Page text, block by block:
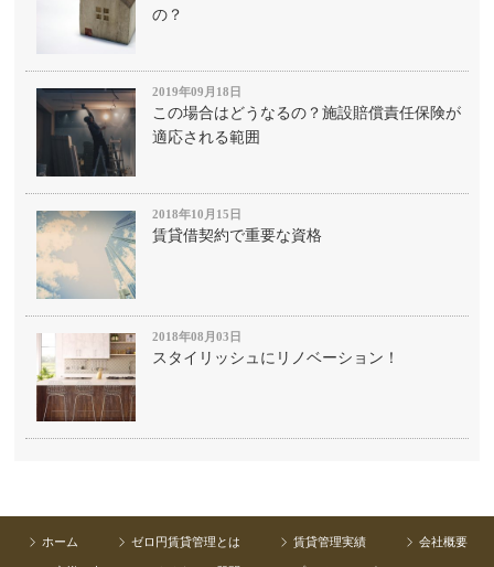
の？
2019年09月18日
この場合はどうなるの？施設賠償責任保険が
適応される範囲
2018年10月15日
賃貸借契約で重要な資格
2018年08月03日
スタイリッシュにリノベーション！
ホーム ゼロ円賃貸管理とは 賃貸管理実績 会社概要